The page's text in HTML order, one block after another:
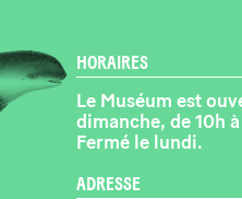
HORAIRES
Le Muséum est
dimanche, de 10h à
Fermé le lundi.
ADRESSE